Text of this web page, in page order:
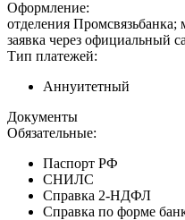
Оформление:
отделения
заявка через официальный
Тип платежей:
Аннуитетный
Документы
Обязательные:
Паспорт РФ
СНИЛС
Справка 2-НДФЛ
Справка по форме